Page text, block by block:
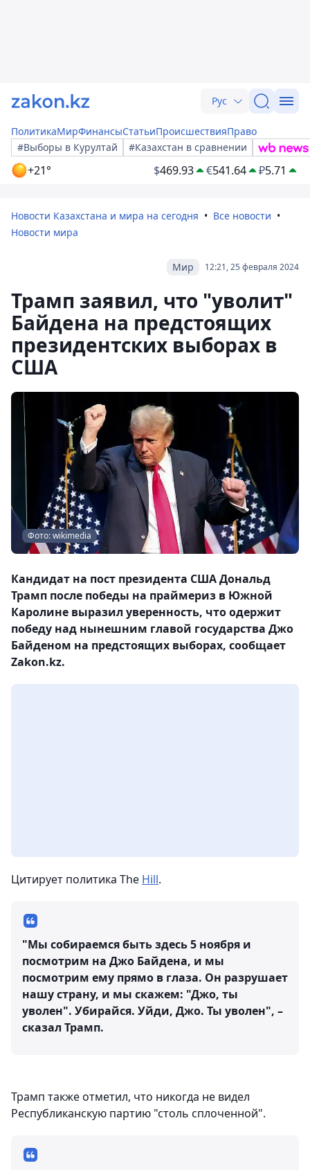
Рус
ПолитикаМирФинансыСтатьиПроисшествияПраво
#Выборы в Курултай
#Казахстан в сравнении
+21° $469.93 €541.64 ₽5.71
Новости Казахстана и мира на сегодня
Все новости
Новости мира
12:21, 25 февраля 2024
Мир
Трамп заявил, что "уволит"
Байдена на предстоящих
президентских выборах в
США
Фото: wikimedia
Кандидат на пост президента США Дональд
Трамп после победы на праймериз в Южной
Каролине выразил уверенность, что одержит
победу над нынешним главой государства Джо
Байденом на предстоящих выборах, сообщает
Zakon.kz.
Цитирует политика The Hill.
"Мы собираемся быть здесь 5 ноября и
посмотрим на Джо Байдена, и мы
посмотрим ему прямо в глаза. Он разрушает
нашу страну, и мы скажем: "Джо, ты
уволен". Убирайся. Уйди, Джо. Ты уволен", –
сказал Трамп.
Трамп также отметил, что никогда не видел
Республиканскую партию "столь сплоченной".